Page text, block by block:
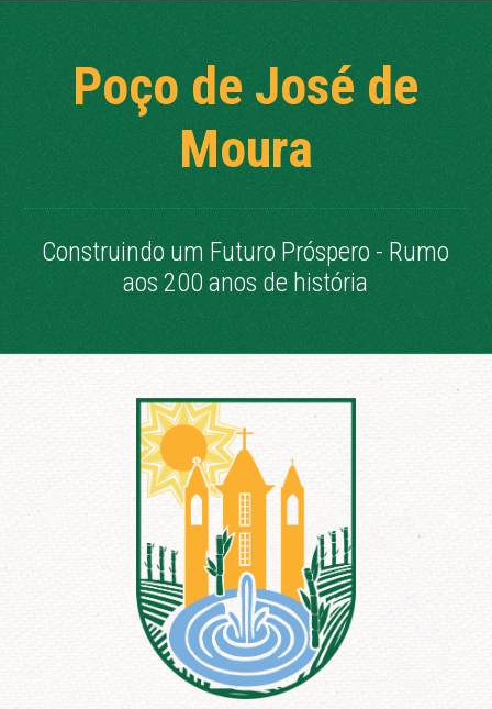
Poço de José de
Moura
Construindo um Futuro Próspero - Rumo
aos 200 anos de história